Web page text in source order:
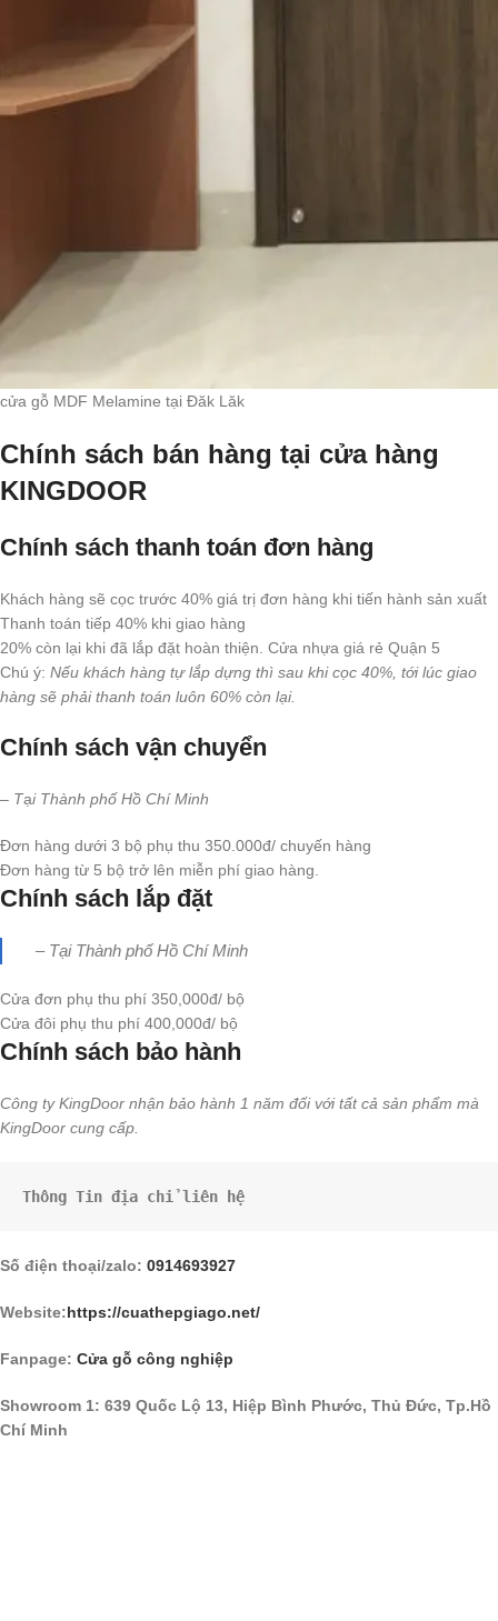
cửa gỗ MDF Melamine tại Đăk Lăk
Chính sách bán hàng tại cửa hàng
KINGDOOR
Chính sách thanh toán đơn hàng
Khách hàng sẽ cọc trước 40% giá trị đơn hàng khi tiến hành sản xuất
Thanh toán tiếp 40% khi giao hàng
20% còn lại khi đã lắp đặt hoàn thiện. Cửa nhựa giá rẻ Quận 5
Chú ý: Nếu khách hàng tự lắp dựng thì sau khi cọc 40%, tới lúc giao
hàng sẽ phải thanh toán luôn 60% còn lại.
Chính sách vận chuyển
– Tại Thành phố Hồ Chí Minh
Đơn hàng dưới 3 bộ phụ thu 350.000đ/ chuyến hàng
Đơn hàng từ 5 bộ trở lên miễn phí giao hàng.
Chính sách lắp đặt
– Tại Thành phố Hồ Chí Minh
Cửa đơn phụ thu phí 350,000đ/ bộ
Cửa đôi phụ thu phí 400,000đ/ bộ
Chính sách bảo hành
Công ty KingDoor nhận bảo hành 1 năm đối với tất cả sản phẩm mà
KingDoor cung cấp.
Thông Tin địa chỉ liên hệ
Số điện thoại/zalo: 0914693927
Website:https://cuathepgiago.net/
Fanpage: Cửa gỗ công nghiệp
Showroom 1: 639 Quốc Lộ 13, Hiệp Bình Phước, Thủ Đức, Tp.Hồ
Chí Minh